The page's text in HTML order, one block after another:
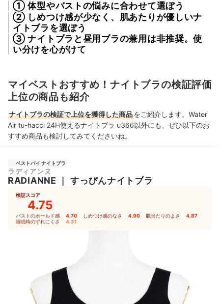
① 体型やバストの悩みに合わせて選ぼう
② しめつけ感が少なく、肌あたりが優しいナ
イトブラを選ぼう
③ ナイトブラと昼用ブラの兼用は非推奨。使
い分けを心がけて
マイベストおすすめ！ナイトブラの検証評価
上位の商品も紹介
ナイトブラの検証で上位を獲得した商品をご紹介します。Water
Air tu-hacci 24H使えるナイトブラ u366以外にも、ぜひ以下のお
すすめ商品も検討してみてくださいね。
ベストバイ ナイトブラ
ラディアンヌ
RADIANNE すっぴんナイトブラ
検証スコア
4.75
バストのホールド感 4.70 しめつけ感のなさ 4.90 肌当たりのよさ 4.87
睡眠時のずれにくさ 4.31